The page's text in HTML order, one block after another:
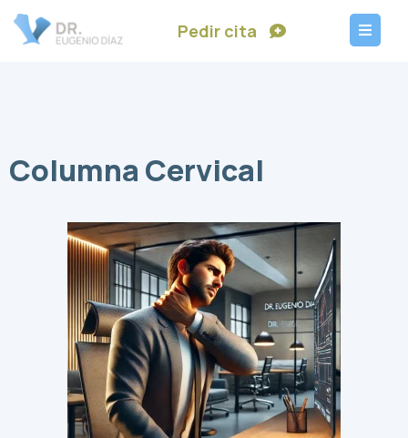
Pedir cita
Columna Cervical